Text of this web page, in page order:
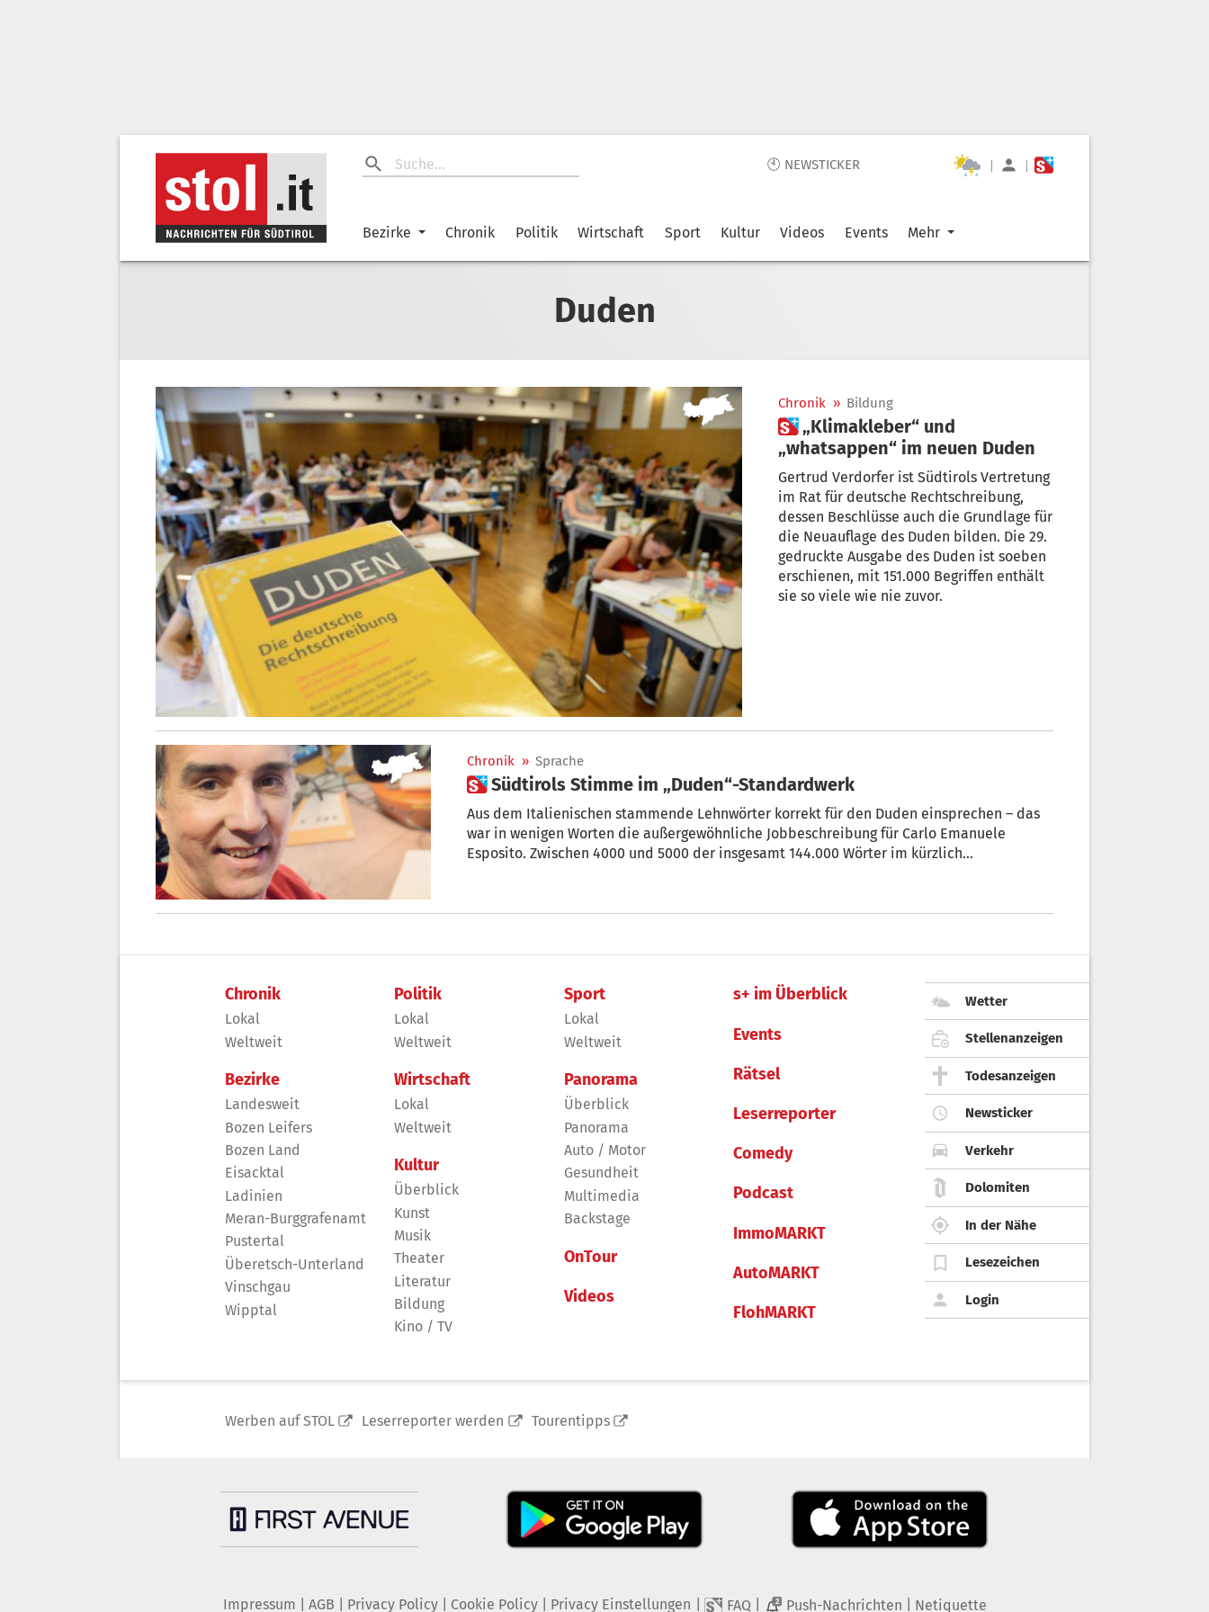
🕙 NEWSTICKER | |
Bezirke Chronik Politik Wirtschaft Sport Kultur Videos Events Mehr
Duden
Chronik » Bildung
 „Klimakleber“ und
„whatsappen“ im neuen Duden
Gertrud Verdorfer ist Südtirols Vertretung
im Rat für deutsche Rechtschreibung,
dessen Beschlüsse auch die Grundlage für
die Neuauflage des Duden bilden. Die 29.
gedruckte Ausgabe des Duden ist soeben
erschienen, mit 151.000 Begriffen enthält
sie so viele wie nie zuvor.
Chronik » Sprache
 Südtirols Stimme im „Duden“-Standardwerk
Aus dem Italienischen stammende Lehnwörter korrekt für den Duden einsprechen – das
war in wenigen Worten die außergewöhnliche Jobbeschreibung für Carlo Emanuele
Esposito. Zwischen 4000 und 5000 der insgesamt 144.000 Wörter im kürzlich
Chronik
Lokal
Weltweit
Bezirke
Landesweit
Bozen Leifers
Bozen Land
Eisacktal
Ladinien
Meran-Burggrafenamt
Pustertal
Überetsch-Unterland
Vinschgau
Wipptal
Politik
Lokal
Weltweit
Wirtschaft
Lokal
Weltweit
Kultur
Überblick
Kunst
Musik
Theater
Literatur
Bildung
Kino / TV
Sport
Lokal
Weltweit
Panorama
Überblick
Panorama
Auto / Motor
Gesundheit
Multimedia
Backstage
OnTour
Videos
s+ im Überblick
Events
Rätsel
Leserreporter
Comedy
Podcast
ImmoMARKT
AutoMARKT
FlohMARKT
Wetter
Stellenanzeigen
Todesanzeigen
Newsticker
Verkehr
Dolomiten
In der Nähe
Lesezeichen
Login
Werben auf STOL Leserreporter werden Tourentipps
Impressum AGB Privacy Policy| Cookie Policy| Privacy Einstellungen FAQ 2 Push-Nachrichten Netiquette